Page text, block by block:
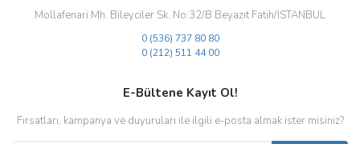
Mollafenari Mh. Bileyciler Sk. No:32/B Beyazıt Fatih/İSTANBUL
0 (536) 737 80 80
0 (212) 511 44 00
E-Bültene Kayıt Ol!
Fırsatları, kampanya ve duyuruları ile ilgili e-posta almak ister misiniz?